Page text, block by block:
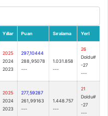
Yıllar Puan Sıralama Yerl
2025
2024
2023
297,10444
288,95078
---
1.031.858
---
26
Doldu#
-27
---
2025
2024
2023
277,59287
261,99163
---
1.448.757
---
21
Doldu#
-27
---